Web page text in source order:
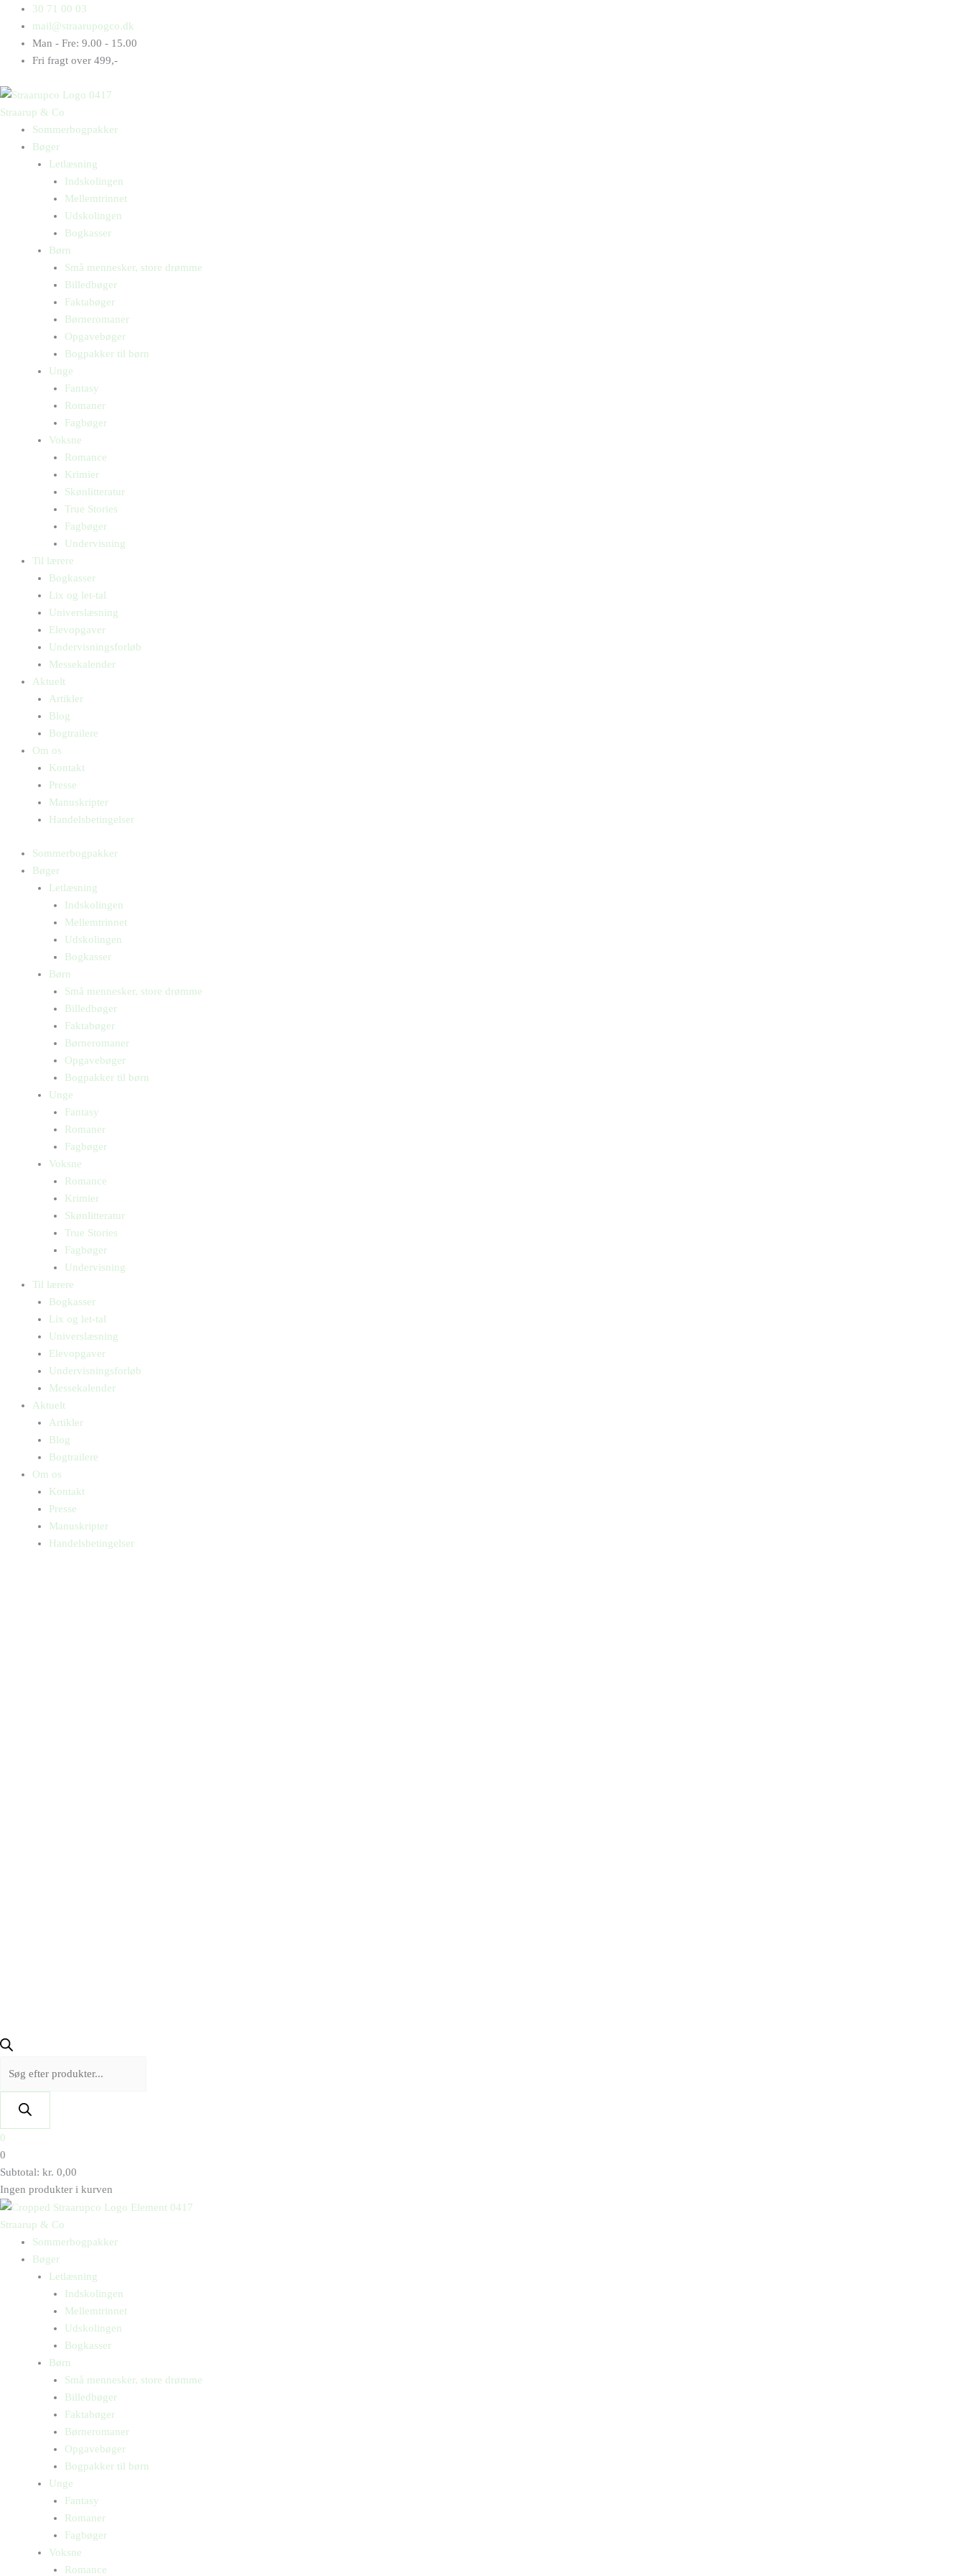
indholdet
30 71 00 03
mail@straarupogco.dk
Man - Fre: 9.00 - 15.00
Fri fragt over 499,-
Straarup & Co
Sommerbogpakker
Bøger
Letlæsning
Indskolingen
Mellemtrinnet
Udskolingen
Bogkasser
Børn
Små mennesker, store drømme
Billedbøger
Faktabøger
Børneromaner
Opgavebøger
Bogpakker til børn
Unge
Fantasy
Romaner
Fagbøger
Voksne
Romance
Krimier
Skønlitteratur
True Stories
Fagbøger
Undervisning
Til lærere
Bogkasser
Lix og let-tal
Universlæsning
Elevopgaver
Undervisningsforløb
Messekalender
Aktuelt
Artikler
Blog
Bogtrailere
Om os
Kontakt
Presse
Manuskripter
Handelsbetingelser
Sommerbogpakker
Bøger
Letlæsning
Indskolingen
Mellemtrinnet
Udskolingen
Bogkasser
Børn
Små mennesker, store drømme
Billedbøger
Faktabøger
Børneromaner
Opgavebøger
Bogpakker til børn
Unge
Fantasy
Romaner
Fagbøger
Voksne
Romance
Krimier
Skønlitteratur
True Stories
Fagbøger
Undervisning
Til lærere
Bogkasser
Lix og let-tal
Universlæsning
Elevopgaver
Undervisningsforløb
Messekalender
Aktuelt
Artikler
Blog
Bogtrailere
Om os
Kontakt
Presse
Manuskripter
Handelsbetingelser
Products
search
0
0
Subtotal: kr. 0,00
Ingen produkter i kurven
Straarup & Co
Sommerbogpakker
Bøger
Letlæsning
Indskolingen
Mellemtrinnet
Udskolingen
Bogkasser
Børn
Små mennesker, store drømme
Billedbøger
Faktabøger
Børneromaner
Opgavebøger
Bogpakker til børn
Unge
Fantasy
Romaner
Fagbøger
Voksne
Romance
Products
search
antal